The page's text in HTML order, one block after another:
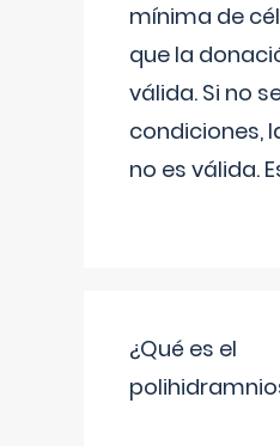
mínima de
que la
válida. Si no
condiciones,
no es válida.
¿Qué es el